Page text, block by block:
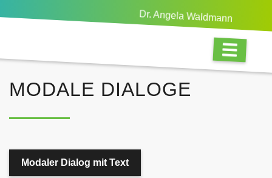
Dr. Angela Waldmann
MODALE DIALOGE
Modaler Dialog mit Text